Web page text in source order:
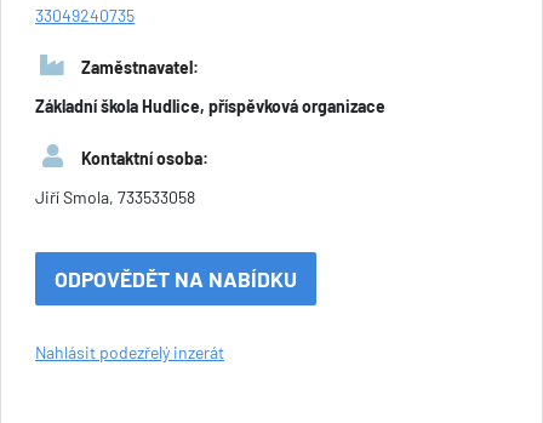
33049240735
Zaměstnavatel:
Základní škola Hudlice, příspěvková organizace
Kontaktní osoba:
Jiří Smola, 733533058
ODPOVĚDĚT NA NABÍDKU
Nahlásit podezřelý inzerát